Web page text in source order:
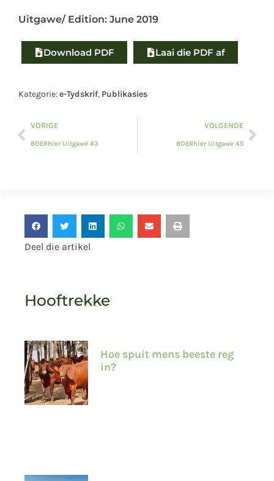
Uitgawe/ Edition: June 2019
Download PDF Laai die PDF af
Kategorie:e-Tydskrif, Publikasies
VORIGE
BOERhier Uitgawe 43
VOLGENDE
BOERhier Uitgawe 45
Deel die artikel
Hooftrekke
Hoe spuit mens beeste reg
in?